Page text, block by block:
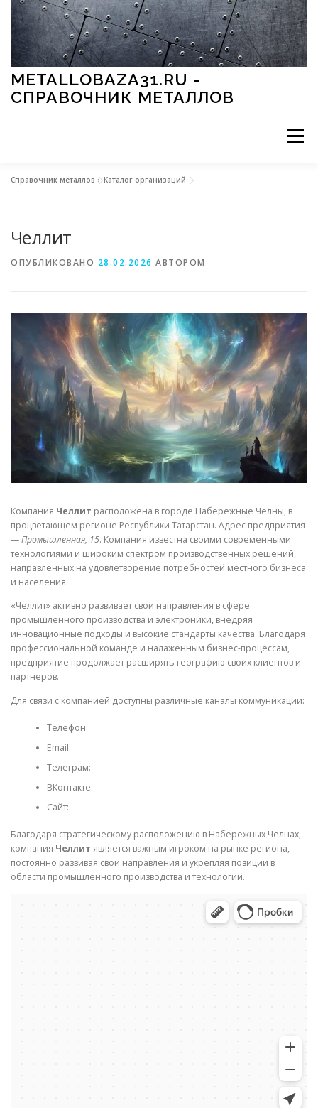
Перейти к содержимому
METALLOBAZA31.RU -
СПРАВОЧНИК МЕТАЛЛОВ
Меню
МЕТАЛЛЫ И ОКРУЖАЮЩАЯ СРЕДА
СВОЙСТВА МЕТАЛЛОВ СОРТА МЕТАЛЛОВ
СТАТЬИ
Справочник металлов »Каталог организаций
Челлит
ОПУБЛИКОВАНО 28.02.2026 АВТОРОМ
Компания Челлит расположена в городе Набережные Челны, в
процветающем регионе Республики Татарстан. Адрес предприятия
—Промышленная, 15. Компания известна своими современными
технологиями и широким спектром производственных решений,
направленных на удовлетворение потребностей местного бизнеса
и населения.
«Челлит» активно развивает свои направления в сфере
промышленного производства и электроники, внедряя
инновационные подходы и высокие стандарты качества. Благодаря
профессиональной команде и налаженным бизнес-процессам,
предприятие продолжает расширять географию своих клиентов и
партнеров.
Для связи с компанией доступны различные каналы коммуникации:
Телефон:
Email:
Телеграм:
ВКонтакте:
Сайт:
Благодаря стратегическому расположению в Набережных Челнах,
компания Челлит является важным игроком на рынке региона,
постоянно развивая свои направления и укрепляя позиции в
области промышленного производства и технологий.